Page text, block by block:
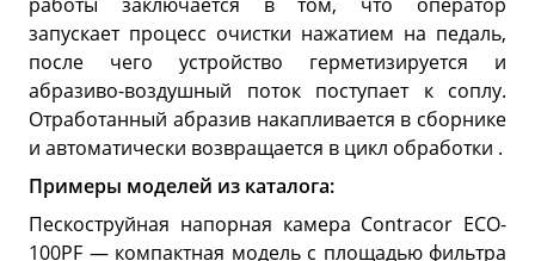
запускает процесс очистки нажатием на педаль,
после чего устройство герметизируется и
абразиво-воздушный поток поступает к соплу.
Отработанный абразив накапливается в сборнике
и автоматически возвращается в цикл обработки .
Примеры моделей из каталога:
Пескоструйная напорная камера Contracor ECO-
100PF — компактная модель с площадью фильтра